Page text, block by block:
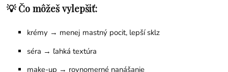
💡 Čo môžeš vylepšiť:
krémy → menej mastný pocit, lepší sklz
séra → ľahká textúra
make-up → rovnomerné nanášanie